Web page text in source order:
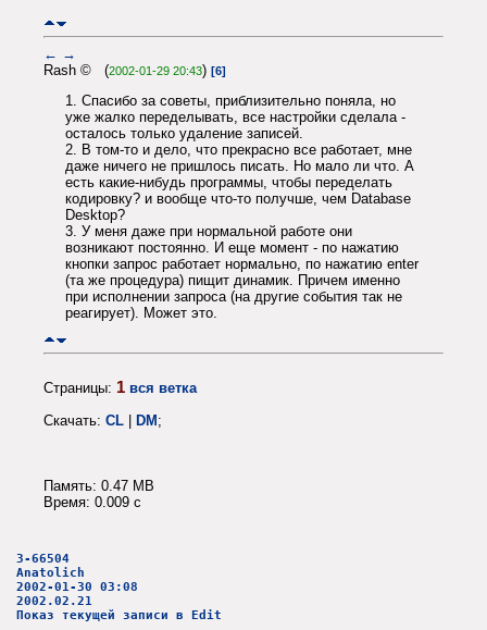
← →
Rash © (2002-01-29 20:43) [6]
1. Спасибо за советы, приблизительно поняла, но
уже жалко переделывать, все настройки сделала -
осталось только удаление записей.
2. В том-то и дело, что прекрасно все работает, мне
даже ничего не пришлось писать. Но мало ли что. А
есть какие-нибудь программы, чтобы переделать
кодировку? и вообще что-то получше, чем Database
Desktop?
3. У меня даже при нормальной работе они
возникают постоянно. И еще момент - по нажатию
кнопки запрос работает нормально, по нажатию enter
(та же процедура) пищит динамик. Причем именно
при исполнении запроса (на другие события так не
реагирует). Может это.
Страницы: 1 вся ветка
Скачать: CL | DM;
Память: 0.47 MB
Время: 0.009 c
3-66504
Anatolich
2002-01-30 03:08
2002.02.21
Показ текущей записи в Edit